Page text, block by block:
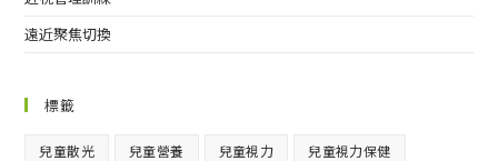
遠近聚焦切換
標籤
兒童散光 兒童營養 兒童視力 兒童視力保健